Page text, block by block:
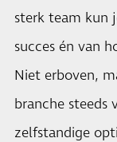
sterk team kun
succes én van
Niet erboven,
branche steeds
zelfstandige